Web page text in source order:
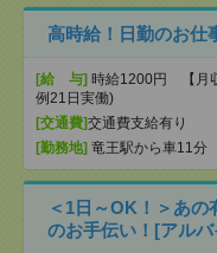
高時給！日勤のお仕
[給 与] 時給1200円 【月
例21日実働)
[交通費]交通費支給有り
[勤務地] 竜王駅から車11分
＜1日～OK！＞あ
のお手伝い！[アルバ